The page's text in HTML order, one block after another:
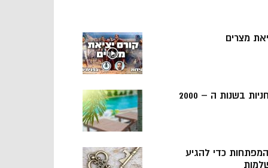
מצרים
בשנות ה – 2000
5 המפתחות כדי להגיע